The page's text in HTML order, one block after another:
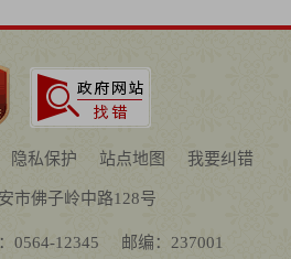
隐私保护 站点地图 我要纠错
市佛子岭中路128号
0564-12345 邮编：237001